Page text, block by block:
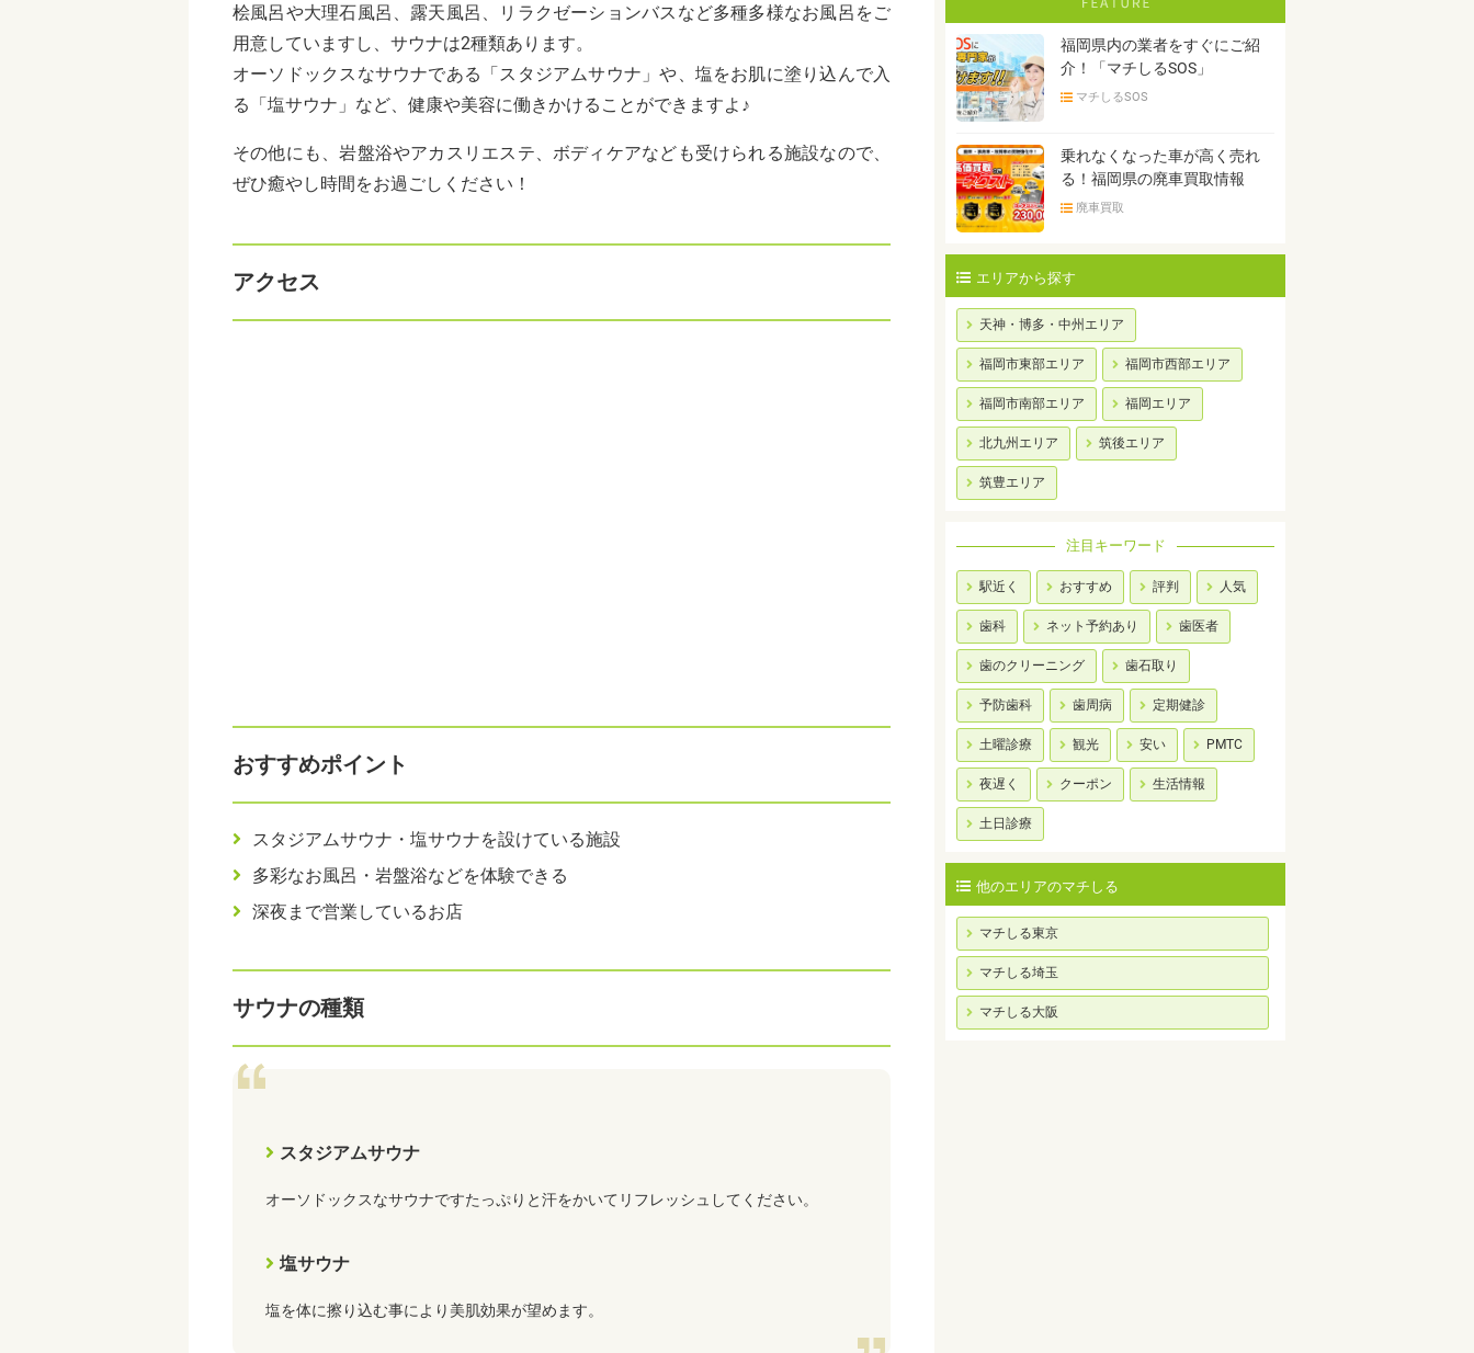
桧風呂や大理石風呂、露天風呂、リラクゼーションバスなど多種多様なお風呂をご
用意していますし、サウナは2種類あります。
オーソドックスなサウナである「スタジアムサウナ」や、塩をお肌に塗り込んで入
る「塩サウナ」など、健康や美容に働きかけることができますよ♪
その他にも、岩盤浴やアカスリエステ、ボディケアなども受けられる施設なので、
ぜひ癒やし時間をお過ごしください！
アクセス
おすすめポイント
スタジアムサウナ・塩サウナを設けている施設
多彩なお風呂・岩盤浴などを体験できる
深夜まで営業しているお店
サウナの種類
スタジアムサウナ
オーソドックスなサウナですたっぷりと汗をかいてリフレッシュしてください。
塩サウナ
塩を体に擦り込む事により美肌効果が望めます。
福岡県内の業者をすぐにご紹
介！「マチしるSOS」
マチしるSOS
乗れなくなった車が高く売れ
る！福岡県の廃車買取情報
廃車買取
エリアから探す
天神・博多・中州エリア
福岡市東部エリア 福岡市西部エリア
福岡市南部エリア 福岡エリア
北九州エリア 筑後エリア
筑豊エリア
注目キーワード
駅近く おすすめ 評判 人気
歯科 ネット予約あり 歯医者
歯のクリーニング 歯石取り
予防歯科 歯周病 定期健診
土曜診療 観光 安い PMTC
夜遅く クーポン 生活情報
土日診療
他のエリアのマチしる
マチしる東京
マチしる埼玉
マチしる大阪